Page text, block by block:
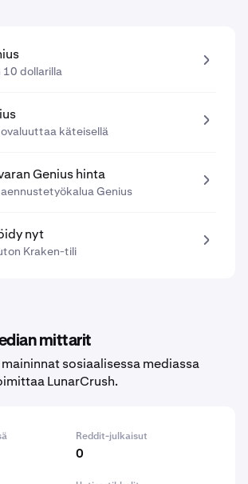
10 dollarilla
käteisellä
Genius hinta
Genius
nyt
Kraken-tili
mittarit
sosiaalisessa mediassa
LunarCrush.
Reddit-julkaisut
0